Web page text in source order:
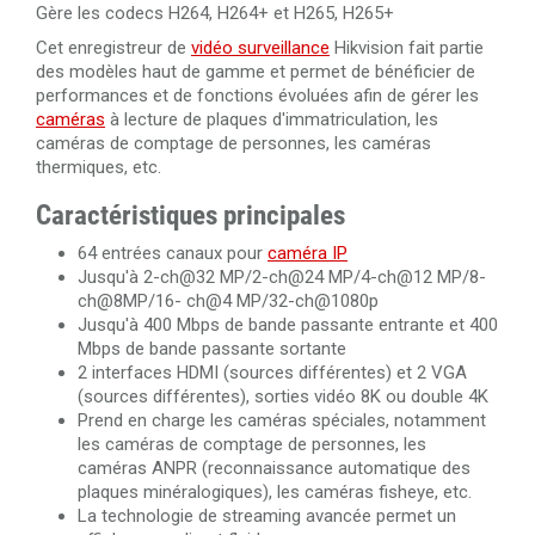
Câble HDMI 2.0 de 50 mètres en fibre optique 4K Ultra
HD 3840x2160@60Hz
Câble HDMI 2.0 de 100 mètres en fibre optique 4K Ultra
HD 3840x2160@60Hz
Gère les codecs H264, H264+ et H265, H265+
Cet enregistreur de vidéo surveillance Hikvision fait partie
des modèles haut de gamme et permet de bénéficier de
performances et de fonctions évoluées afin de gérer les
caméras à lecture de plaques d'immatriculation, les
caméras de comptage de personnes, les caméras
thermiques, etc.
Caractéristiques principales
64 entrées canaux pour caméra IP
Jusqu'à 2-ch@32 MP/2-ch@24 MP/4-ch@12 MP/8-
ch@8MP/16- ch@4 MP/32-ch@1080p
Jusqu'à 400 Mbps de bande passante entrante et 400
Mbps de bande passante sortante
2 interfaces HDMI (sources différentes) et 2 VGA
(sources différentes), sorties vidéo 8K ou double 4K
Prend en charge les caméras spéciales, notamment
les caméras de comptage de personnes, les
caméras ANPR (reconnaissance automatique des
plaques minéralogiques), les caméras fisheye, etc.
La technologie de streaming avancée permet un